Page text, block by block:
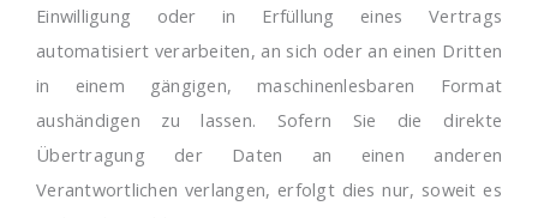
Einwilligung oder in Erfüllung eines Vertrags
automatisiert verarbeiten, an sich oder an einen Dritten
in einem gängigen, maschinenlesbaren Format
aushändigen zu lassen. Sofern Sie die direkte
Übertragung der Daten an einen anderen
Verantwortlichen verlangen, erfolgt dies nur, soweit es